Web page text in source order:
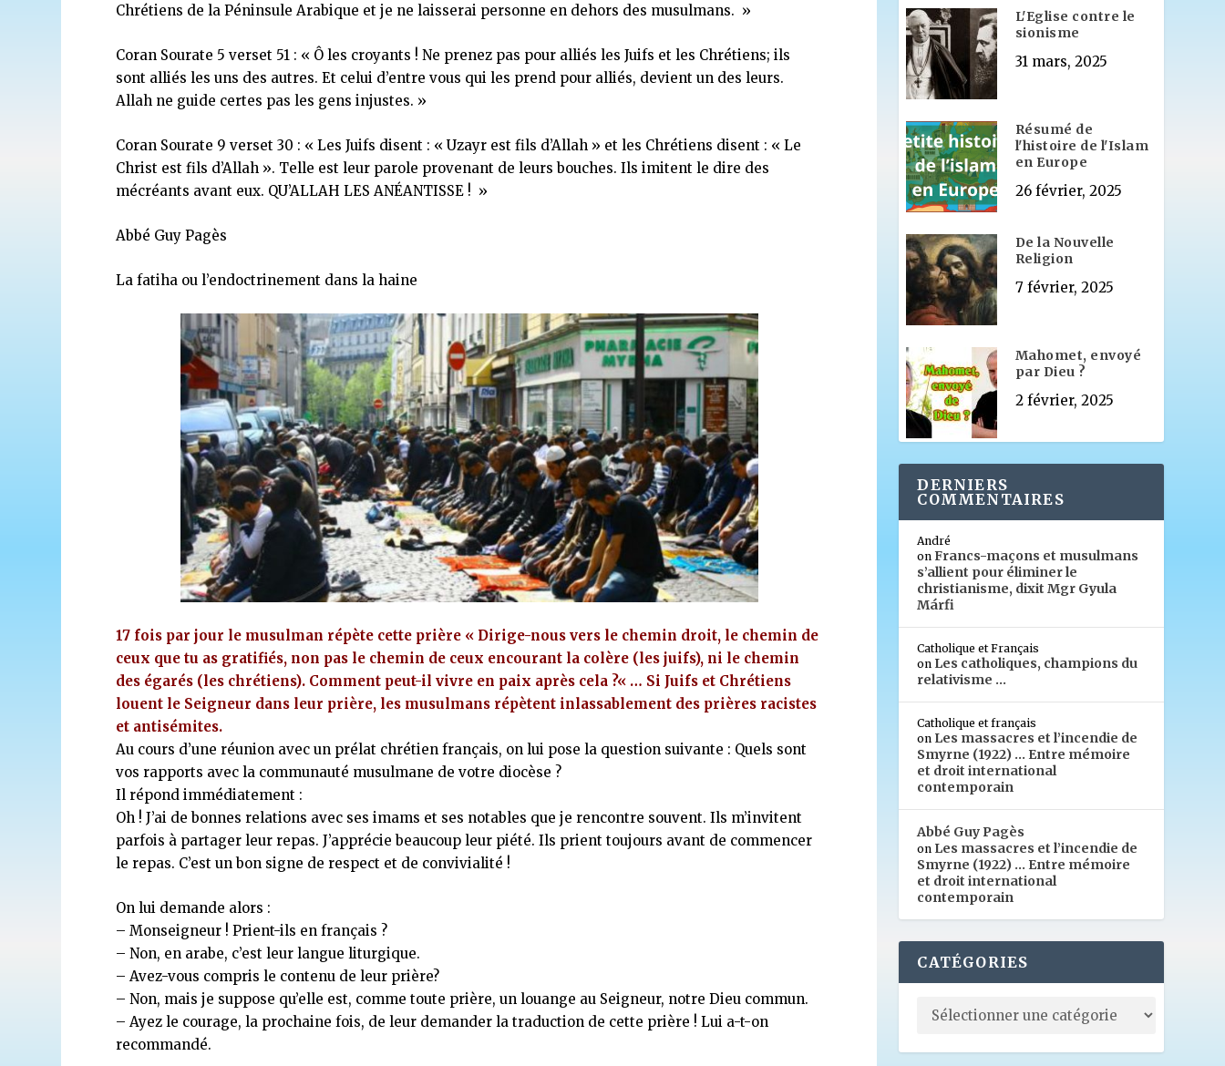
Chrétiens de la Péninsule Arabique et je ne laisserai personne en dehors des musulmans. »
Coran Sourate 5 verset 51 : « Ô les croyants ! Ne prenez pas pour alliés les Juifs et les Chrétiens; ils
sont alliés les uns des autres. Et celui d’entre vous qui les prend pour alliés, devient un des leurs.
Allah ne guide certes pas les gens injustes. »
Coran Sourate 9 verset 30 : « Les Juifs disent : « Uzayr est fils d’Allah » et les Chrétiens disent : « Le
Christ est fils d’Allah ». Telle est leur parole provenant de leurs bouches. Ils imitent le dire des
mécréants avant eux. QU’ALLAH LES ANÉANTISSE ! »
Abbé Guy Pagès
La fatiha ou l’endoctrinement dans la haine
17 fois par jour le musulman répète cette prière « Dirige-nous vers le chemin droit, le chemin de
ceux que tu as gratifiés, non pas le chemin de ceux encourant la colère (les juifs), ni le chemin
des égarés (les chrétiens). Comment peut-il vivre en paix après cela ?« … Si Juifs et Chrétiens
louent le Seigneur dans leur prière, les musulmans répètent inlassablement des prières racistes
et antisémites.
Au cours d’une réunion avec un prélat chrétien français, on lui pose la question suivante : Quels sont
vos rapports avec la communauté musulmane de votre diocèse ?
Il répond immédiatement :
Oh ! J’ai de bonnes relations avec ses imams et ses notables que je rencontre souvent. Ils m’invitent
parfois à partager leur repas. J’apprécie beaucoup leur piété. Ils prient toujours avant de commencer
le repas. C’est un bon signe de respect et de convivialité !
On lui demande alors :
– Monseigneur ! Prient-ils en français ?
– Non, en arabe, c’est leur langue liturgique.
– Avez-vous compris le contenu de leur prière?
– Non, mais je suppose qu’elle est, comme toute prière, un louange au Seigneur, notre Dieu commun.
– Ayez le courage, la prochaine fois, de leur demander la traduction de cette prière ! Lui a-t-on
recommandé.
L'Eglise contre le
sionisme
31 mars, 2025
Résumé de
l'histoire de l'Islam
en Europe
26 février, 2025
De la Nouvelle
Religion
7 février, 2025
Mahomet, envoyé
par Dieu ?
2 février, 2025
DERNIERS
COMMENTAIRES
André
onFrancs-maçons et musulmans
s’allient pour éliminer le
christianisme, dixit Mgr Gyula
Márfi
Catholique et Français
on Les catholiques, champions du
relativisme …
Catholique et français
on Les massacres et l’incendie de
Smyrne (1922) … Entre mémoire
et droit international
contemporain
Abbé Guy Pagès
on Les massacres et l’incendie de
Smyrne (1922) … Entre mémoire
et droit international
contemporain
CATÉGORIES